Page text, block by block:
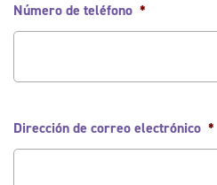
Número de teléfono *
Dirección de correo electrónico *